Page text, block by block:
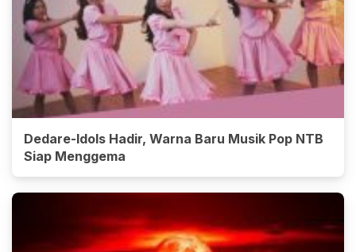
Dedare-Idols Hadir, Warna Baru Musik Pop NTB
Siap Menggema